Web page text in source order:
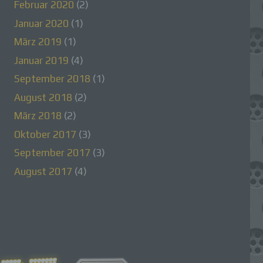
Februar 2020 (2)
Januar 2020 (1)
März 2019 (1)
Januar 2019 (4)
September 2018 (1)
August 2018 (2)
März 2018 (2)
Oktober 2017 (3)
September 2017 (3)
August 2017 (4)
für